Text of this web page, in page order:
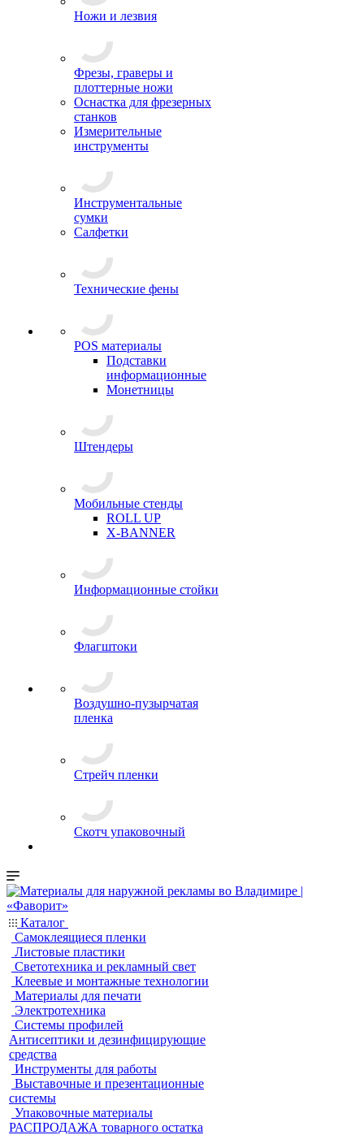
Ножи и лезвия
Фрезы, граверы и
плоттерные ножи
Оснастка для фрезерных
станков
Измерительные
инструменты
Инструментальные
сумки
Салфетки
Технические фены
POS материалы
Подставки
информационные
Монетницы
Штендеры
Мобильные стенды
ROLL UP
X-BANNER
Информационные стойки
Флагштоки
Воздушно-пузырчатая
пленка
Стрейч пленки
Скотч упаковочный
Каталог
Самоклеящиеся пленки
Листовые пластики
Светотехника и рекламный свет
Клеевые и монтажные технологии
Материалы для печати
Электротехника
Системы профилей
Антисептики и дезинфицирующие
средства
Инструменты для работы
Выставочные и презентационные
системы
Упаковочные материалы
РАСПРОДАЖА товарного остатка